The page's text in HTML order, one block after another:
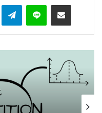
Telegram